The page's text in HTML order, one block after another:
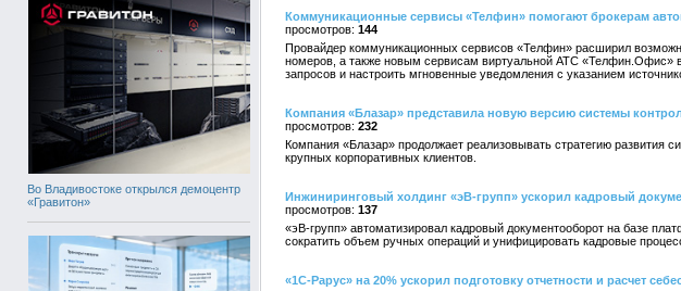
Во Владивостоке открылся демоцентр
«Гравитон»
Коммуникационные сервисы «Телфин» помогают брокерам
144
Провайдер коммуникационных сервисов «Телфин» расширил
номеров, а также новым сервисам виртуальной АТС «Телфин.Офис»
запросов и настроить мгновенные уведомления с указанием
Компания «Блазар» представила новую версию системы
232
Компания «Блазар» продолжает реализовывать стратегию развития
крупных корпоративных клиентов.
Инжиниринговый холдинг «эВ-групп» ускорил кадровый
137
«эВ-групп» автоматизировал кадровый документооборот на базе
сократить объем ручных операций и унифицировать кадровые
«1С-Рарус» на 20% ускорил подготовку отчетности и расчет